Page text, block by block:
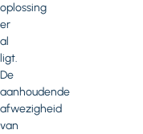
oplossing
er
al
ligt.
De
aanhoudende
afwezigheid
van